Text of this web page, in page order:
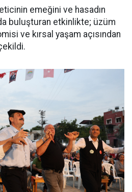
emeğini ve hasadın
buluşturan etkinlikte; üzüm
ve kırsal yaşam açısından